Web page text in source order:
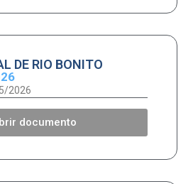
DE RIO BONITO
2026
documento